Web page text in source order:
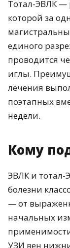
Тотал-ЭВЛК —
которой за
единого
проводится
иглы.
лечения
поэтапных
недели.
Кому
ЭВЛК и тотал-
болезни
— от
начальных
УЗИ вен